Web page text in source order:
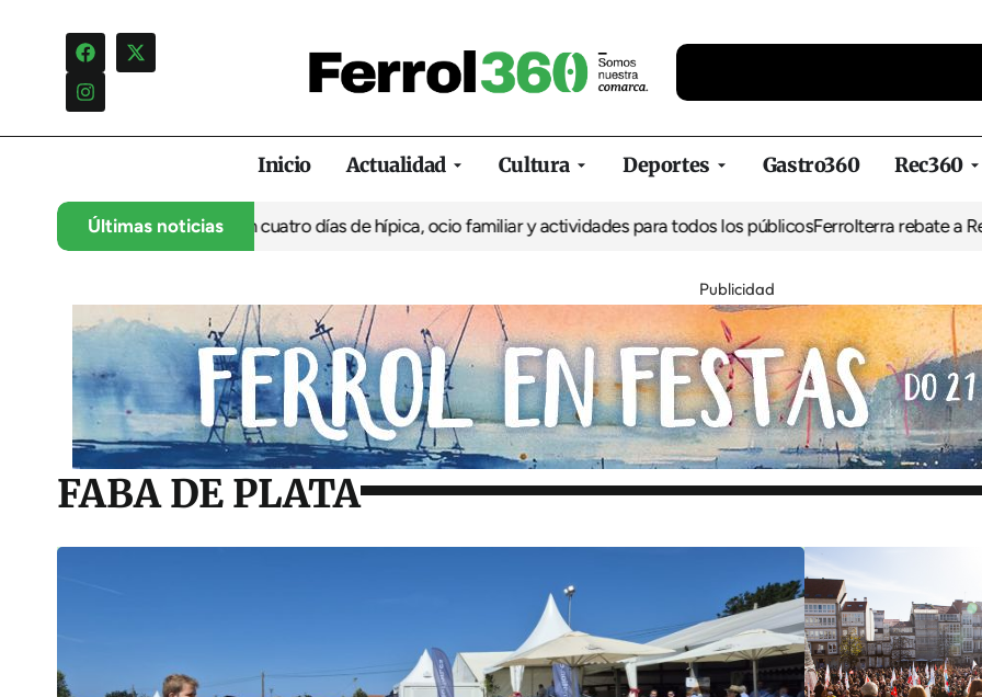
Inicio Actualidad Cultura Deportes Gastro360 Rec360
Últimas noticias
su 35º aniversario con cuatro días de hípica, ocio familiar y actividades para todos los públicosFerrolterra rebate a Renfe y
Publicidad
FABA DE PLATA